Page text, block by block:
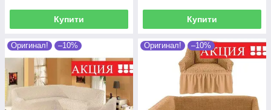
Купити Купити
Оригинал! –10% Оригинал! –10%